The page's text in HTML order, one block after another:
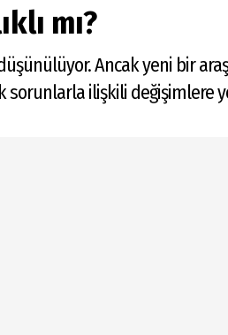
mı?
Ancak yeni bir
sorunlarla ilişkili değişimlere